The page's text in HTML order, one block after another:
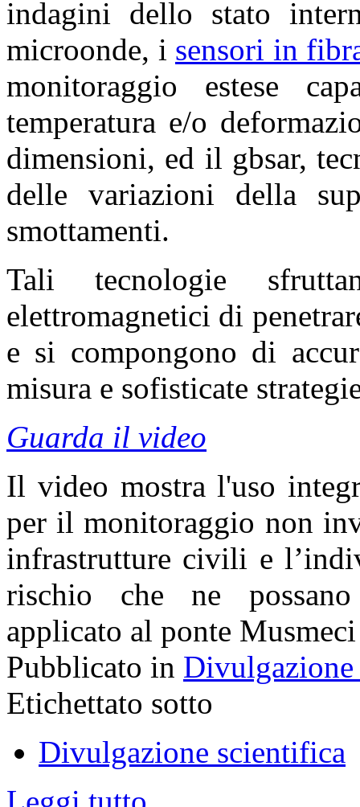
indagini dello stato
microonde, i sensori in
monitoraggio estese
temperatura e/o
dimensioni, ed il gbsar,
delle variazioni della
smottamenti.
Tali tecnologie
elettromagnetici di
e si compongono di
misura e sofisticate
Guarda il video
Il video mostra l'uso
per il monitoraggio non
infrastrutture civili e
rischio che ne
applicato al ponte
Pubblicato in
Etichettato sotto
Divulgazione scientifica